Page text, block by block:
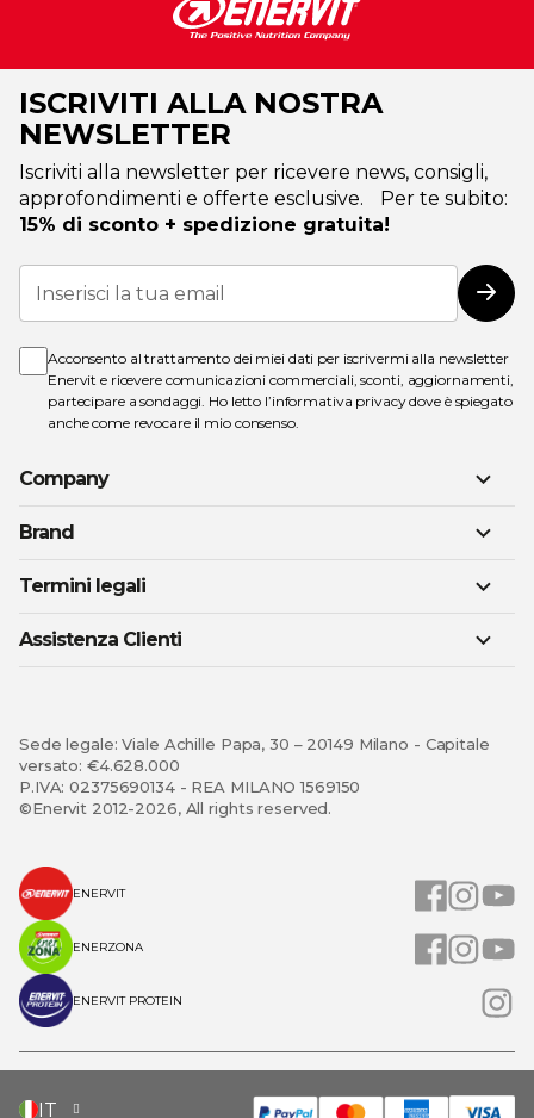
ISCRIVITI ALLA NOSTRA
NEWSLETTER
Iscriviti alla newsletter per ricevere news, consigli,
approfondimenti e offerte esclusive. Per te subito:
15% di sconto + spedizione gratuita!
Iscriviti
alla
nostra
Acconsento al trattamento dei miei dati per iscrivermi alla newsletter
Enervit e ricevere comunicazioni commerciali, sconti, aggiornamenti,
partecipare a sondaggi. Ho letto l’informativa privacydove è spiegato
anche come revocare il mio consenso.
Company
Brand
Termini legali
Assistenza Clienti
Sede legale: Viale Achille Papa, 30 – 20149 Milano - Capitale
versato: €4.628.000
P.IVA: 02375690134 - REA MILANO 1569150
©Enervit 2012-2026, All rights reserved.
ENERVIT
ENERZONA
ENERVIT PROTEIN
SELEZIONA
IT